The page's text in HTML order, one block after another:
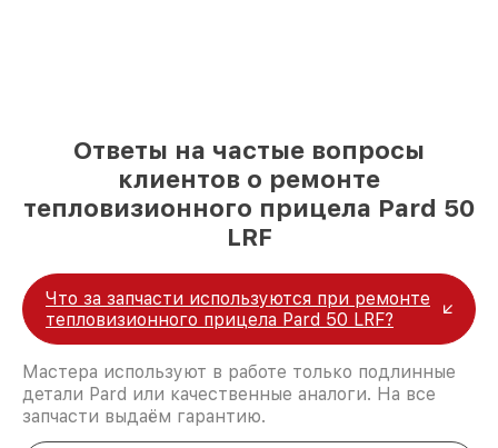
Ответы на частые вопросы
клиентов о ремонте
тепловизионного прицела Pard 50
LRF
Что за запчасти используются при ремонте
тепловизионного прицела Pard 50 LRF?
Мастера используют в работе только подлинные
детали Pard или качественные аналоги. На все
запчасти выдаём гарантию.